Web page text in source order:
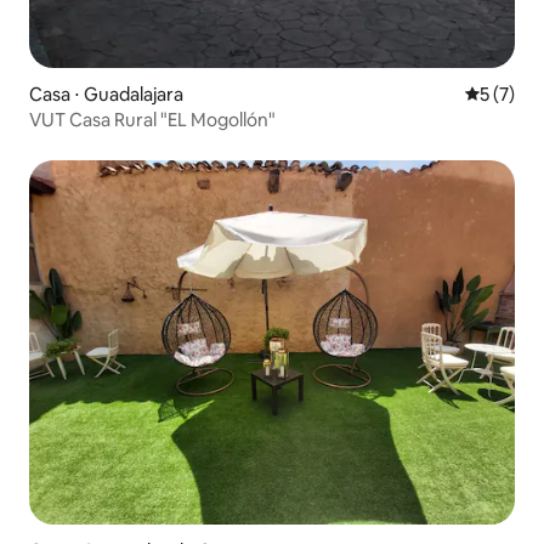
Casa ⋅ Guadalajara 5 de
5 (7)
VUT Casa Rural "EL Mogollón"